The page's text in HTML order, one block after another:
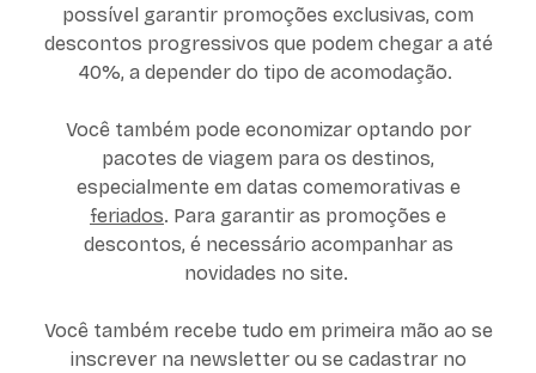
possível garantir promoções exclusivas, com
descontos progressivos que podem chegar a até
40%, a depender do tipo de acomodação.
Você também pode economizar optando por
pacotes de viagem para os destinos,
especialmente em datas comemorativas e
feriados. Para garantir as promoções e
descontos, é necessário acompanhar as
novidades no site.
Você também recebe tudo em primeira mão ao se
inscrever na newsletter ou se cadastrar no